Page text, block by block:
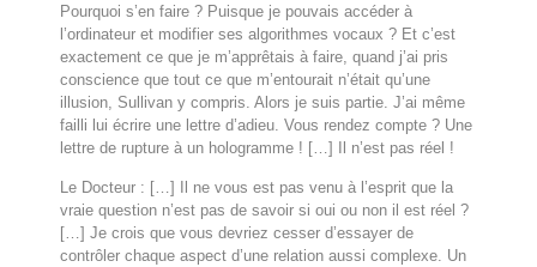
Pourquoi s’en faire ? Puisque je pouvais accéder à
l’ordinateur et modifier ses algorithmes vocaux ? Et c’est
exactement ce que je m’apprêtais à faire, quand j’ai pris
conscience que tout ce que m’entourait n’était qu’une
illusion, Sullivan y compris. Alors je suis partie. J’ai même
failli lui écrire une lettre d’adieu. Vous rendez compte ? Une
lettre de rupture à un hologramme ! […] Il n’est pas réel !
Le Docteur : […] Il ne vous est pas venu à l’esprit que la
vraie question n’est pas de savoir si oui ou non il est réel ?
[…] Je crois que vous devriez cesser d’essayer de
contrôler chaque aspect d’une relation aussi complexe. Un